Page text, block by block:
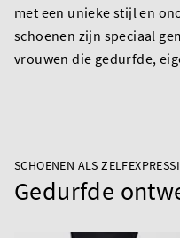
met een unieke stijl en
schoenen zijn speciaal
vrouwen die gedurfde,
SCHOENEN ALS
Gedurfde